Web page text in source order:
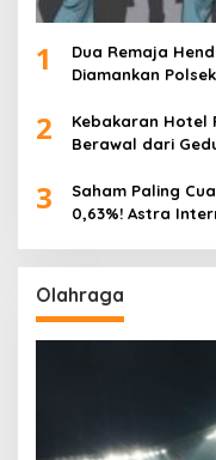
1
Dua Remaja
Diamankan
2
Kebakaran Hotel
Berawal dari
3
Saham Paling
0,63%! Astra
Olahraga